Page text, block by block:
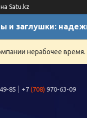
на Satu.kz
и заглушки:
нерабочее
85 +7 (708) 970-63-09